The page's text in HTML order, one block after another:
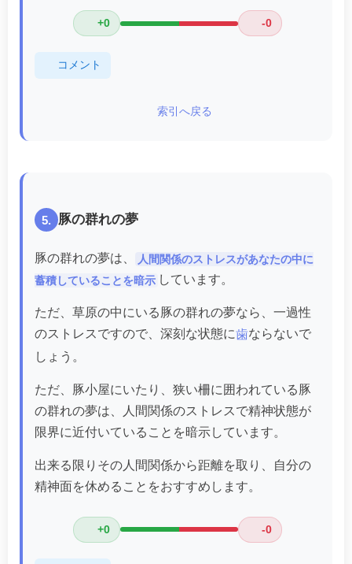
+0 -0
コメント
索引へ戻る
5. 豚の群れの夢
豚の群れの夢は、
人間関係のストレスがあなたの中に
蓄積していることを暗示 しています。
ただ、草原の中にいる豚の群れの夢なら、一過性
のストレスですので、深刻な状態に歯ならないで
しょう。
ただ、豚小屋にいたり、狭い柵に囲われている豚
の群れの夢は、人間関係のストレスで精神状態が
限界に近付いていることを暗示しています。
出来る限りその人間関係から距離を取り、自分の
精神面を休めることをおすすめします。
+0 -0